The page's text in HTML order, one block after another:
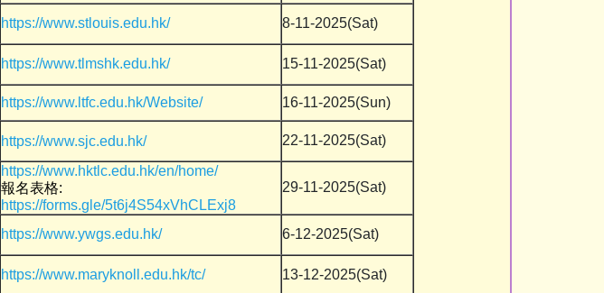
https://www.stlouis.edu.hk/
8-11-2025(Sat)
https://www.tlmshk.edu.hk/
15-11-2025(Sat)
https://www.ltfc.edu.hk/Website/
16-11-2025(Sun)
https://www.sjc.edu.hk/ 22-11-2025(Sat)
https://www.hktlc.edu.hk/en/home/
報名表格:
https://forms.gle/5t6j4S54xVhCLExj8
29-11-2025(Sat)
https://www.ywgs.edu.hk/
6-12-2025(Sat)
https://www.maryknoll.edu.hk/tc/
13-12-2025(Sat)